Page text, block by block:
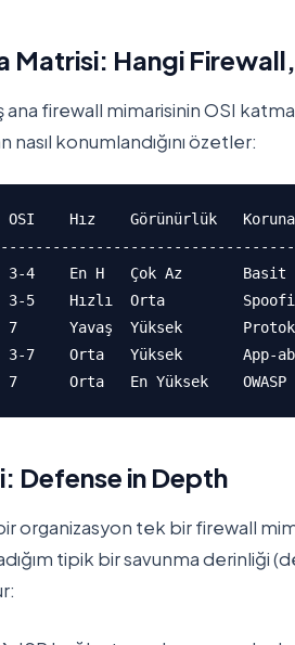
Matrisi: Hangi
firewall mimarisinin OSI
nasıl konumlandığını özetler:
Hız    Görünürlük
4    En H   Çok Az       Basit
5    Hızlı  Orta
Yavaş  Yüksek
7    Orta   Yüksek       App-
Defense in Depth
organizasyon tek bir firewall
tipik bir savunma derinliği